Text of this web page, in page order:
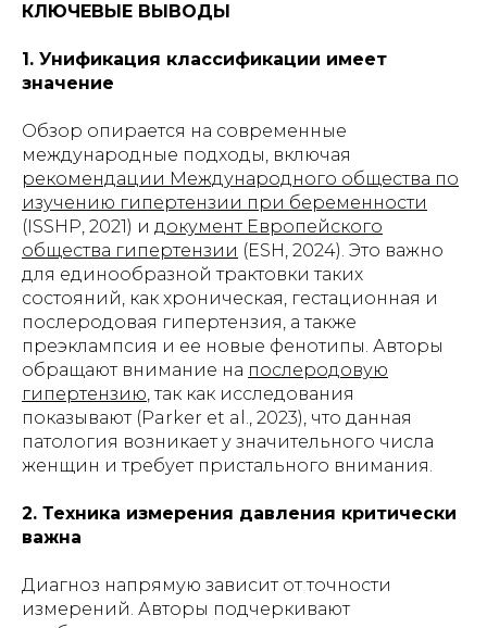
КЛЮЧЕВЫЕ ВЫВОДЫ
1. Унификация классификации имеет
значение
Обзор опирается на современные
международные подходы, включая
рекомендации Международного общества по
изучению гипертензии при беременности
(ISSHP, 2021) и документ Европейского
общества гипертензии (ESH, 2024). Это важно
для единообразной трактовки таких
состояний, как хроническая, гестационная и
послеродовая гипертензия, а также
преэклампсия и ее новые фенотипы. Авторы
обращают внимание на послеродовую
гипертензию, так как исследования
показывают (Parker et al., 2023), что данная
патология возникает у значительного числа
женщин и требует пристального внимания.
2. Техника измерения давления критически
важна
Диагноз напрямую зависит от точности
измерений. Авторы подчеркивают